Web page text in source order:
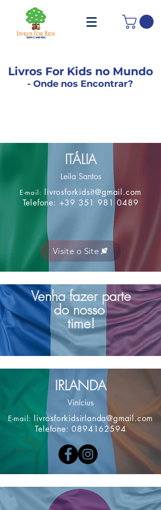
Livros For Kids no Mundo
- Onde nos Encontrar?
ITÁLIA
Leila Santos
E-mail:
livrosforkidsit@gmail.com
Telefone: +39 351 981 0489
Visite o Site
Venha fazer parte
do nosso
time!
IRLANDA
Vinícius
E-mail:
livrosforkidsirlanda@gmail.com
Telefone:0894162594